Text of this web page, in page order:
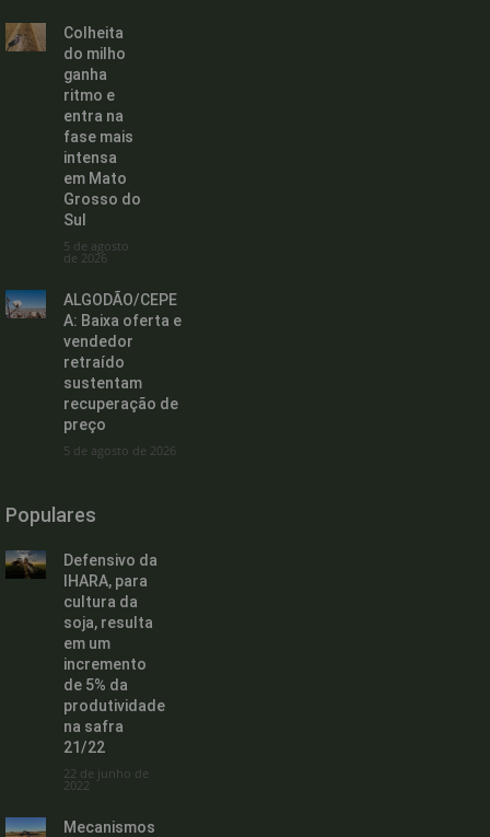
Colheita
do milho
ganha
ritmo e
entra na
fase mais
intensa
em Mato
Grosso do
Sul
5 de agosto
de 2026
ALGODÃO/CEPE
A: Baixa oferta e
vendedor
retraído
sustentam
recuperação de
preço
5 de agosto de 2026
Populares
Defensivo da
IHARA, para
cultura da
soja, resulta
em um
incremento
de 5% da
produtividade
na safra
21/22
22 de junho de
2022
Mecanismos